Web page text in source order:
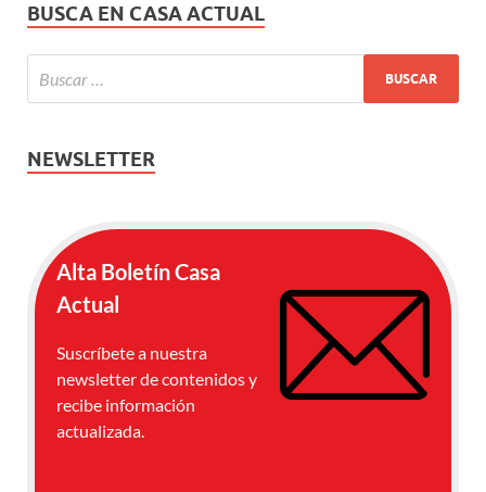
BUSCA EN CASA ACTUAL
NEWSLETTER
Alta Boletín Casa
Actual
Suscríbete a nuestra
newsletter de contenidos y
recibe información
actualizada.